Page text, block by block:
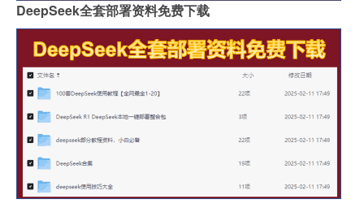
DeepSeek全套部署资料免费下载